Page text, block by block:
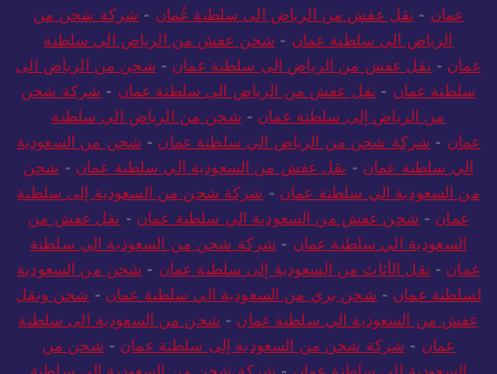
عمان - نقل عفش من الرياض الى سلطنة عُمان - شركة شحن من
الرياض الي سلطنة عمان - شحن عفش من الرياض الي سلطنة
عمان - نقل عفش من الرياض الى سلطنة عمان - شحن من الرياض الى
سلطنة عمان - نقل عفش من الرياض الى سلطنة عمان - شركة شحن
من الرياض إلى سلطنة عمان - شحن من الرياض الي سلطنة
عمان - شركة شحن من الرياض الي سلطنة عمان - شحن من السعودية
الي سلطنة عمان - نقل عفش من السعودية الي سلطنة عمان - شحن
من السعودية الي سلطنة عمان - شركة شحن من السعودية إلى سلطنة
عمان - شحن عفش من السعودية الي سلطنة عمان - نقل عفش من
السعودية الي سلطنة عمان - شركة شحن من السعودية الي سلطنة
عمان - نقل الأثاث من السعودية إلى سلطنة عمان - شحن من السعودية
لسلطنة عمان - شحن بري من السعودية الي سلطنة عمان - شحن ونقل
عفش من السعودية الي سلطنة عمان - شحن من السعودية الى سلطنة
عمان - شركة شحن من السعودية إلى سلطنة عمان - شحن من